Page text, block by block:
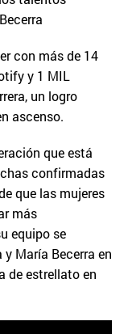
con más de 14
y 1 MIL
un logro
ascenso.
que está
confirmadas
que las mujeres
más
equipo se
María Becerra en
de estrellato en